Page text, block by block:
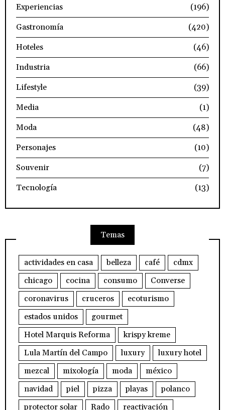
Experiencias
(196)
Gastronomía
(420)
Hoteles
(46)
Industria
(66)
Lifestyle
(39)
Media
(1)
Moda
(48)
Personajes
(10)
Souvenir
(7)
Tecnología
(13)
Temas
actividades en casa belleza café
cdmx
chicago
cocina consumo
Converse
coronavirus
cruceros
ecoturismo
estados unidos
gourmet
Hotel Marquis Reforma
krispy kreme
Lula Martín del Campo
luxury
luxury hotel
mezcal
mixología moda
méxico
navidad
piel pizza playas
polanco
protector solar
Rado reactivación